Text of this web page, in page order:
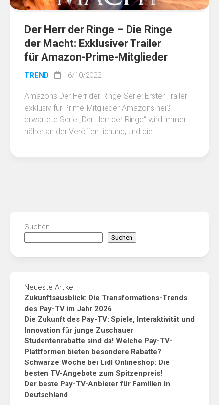
Der Herr der Ringe – Die Ringe
der Macht: Exklusiver Trailer
für Amazon-Prime-Mitglieder
TREND 16/10/2022
Amazons Der Herr der Ringe-Serie: Erster Trailer
exklusiv für Prime-Mitglieder Amazons heiß
erwartete Serie „Der Herr der Ringe“ wird immer
näher an der Veröffentlichung, und die...
Suchen
Suchen
Neueste Artikel
Zukunftsausblick: Die Transformations-Trends
des Pay-TV im Jahr 2026
Die Zukunft des Pay-TV: Spiele, Interaktivität und
Innovation für junge Zuschauer
Studentenrabatte sind da! Welche Pay-TV-
Plattformen bieten besondere Rabatte?
Schwarze Woche bei Lidl Onlineshop: Die
besten TV-Angebote zum Spitzenpreis!
Der beste Pay-TV-Anbieter für Familien in
Deutschland